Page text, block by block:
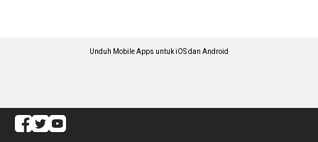
Unduh Mobile Apps untuk iOS dan Android